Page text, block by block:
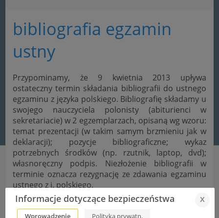
bibliografia egzamin
ustny
Przypominamy, że 9 kwietnia 2013 upływa
ostateczny termin składania bibliografii do ustnego
egzaminu z języka polskiego. Bibliografię składamy u
swojego nauczyciela polonisty (abiturienci w
sekretariacie) w 2 egzemplarzach, opisaną wg wzoru:
temat prezentacji (w takim samym brzmieniu jak w
deklaracji); pozycje bibliograficzne; wykaz
potrzebnych środków (np. rzutnik, laptop, dvd);
własnoręczny podpis. Niezłożenie bibliografii w
terminie oznacza rezygnację ze zdawania egzaminu
ustnego z j. polskiego.
Informacje dotyczące bezpieczeństwa x
Wprowadzenie Polityka prywatn.